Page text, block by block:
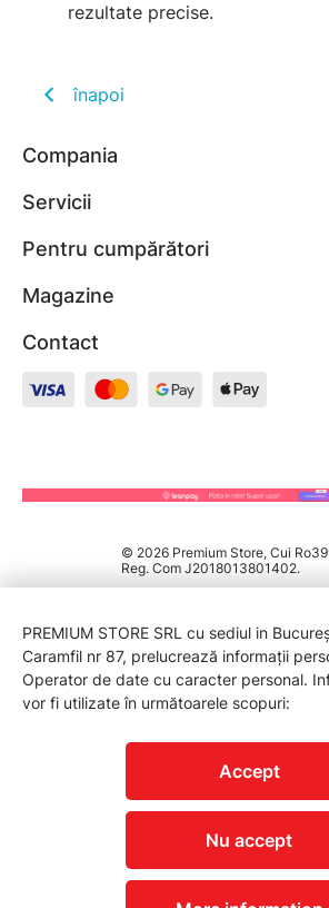
rezultate precise.
înapoi
Compania
Servicii
Pentru cumpărători
Magazine
Contact
© 2026 Premium Store, Cui
Reg. Com J2018013801402.
PREMIUM STORE SRL cu sediul in
Caramfil nr 87, prelucrează informații
Operator de date cu caracter personal.
vor fi utilizate în următoarele scopuri:
Accept
Nu accept